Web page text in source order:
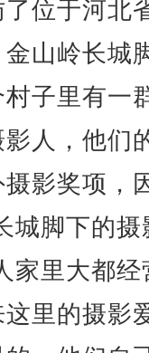
位于河北
山岭长城
子里有一
人，他们
影奖项，
城脚下的摄
家里大都经
里的摄影